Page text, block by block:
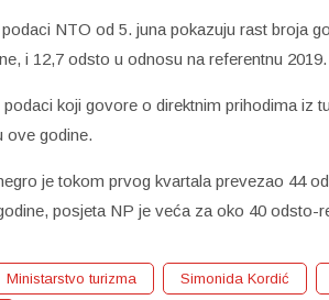
NTO od 5. juna pokazuju rast broja
i 12,7 odsto u odnosu na referentnu
podaci koji govore o direktnim prihodima iz
ove godine.
je tokom prvog kvartala prevezao 44
posjeta NP je veća za oko 40 odsto-
Ministarstvo turizma Simonida Kordić